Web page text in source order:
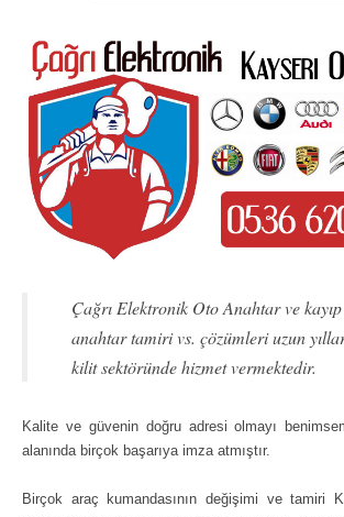
Çağrı Elektronik Oto Anahtar ve
anahtar tamiri vs. çözümleri uzun
kilit sektöründe hizmet vermektedir.
Kalite ve güvenin doğru adresi olmayı
alanında birçok başarıya imza atmıştır.
Birçok araç kumandasının değişimi ve tamiri